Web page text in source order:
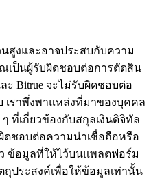
APR
APR
สูงและอาจประสบกับความ
เป็นผู้รับผิดชอบต่อการตัดสิน
ะ Bitrue จะไม่รับผิดชอบต่อ
เราพึ่งพาแหล่งที่มาของบุคคล
ที่เกี่ยวข้องกับสกุลเงินดิจิทัล
ดชอบต่อความน่าเชื่อถือหรือ
ข้อมูลที่ให้ไว้บนแพลตฟอร์ม
ถุประสงค์เพื่อให้ข้อมูลเท่านั้น